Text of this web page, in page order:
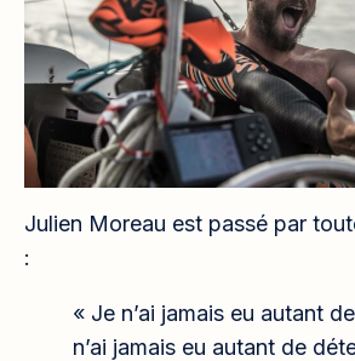
Julien Moreau est passé par
:
« Je n’ai jamais eu autant
n’ai jamais eu autant de